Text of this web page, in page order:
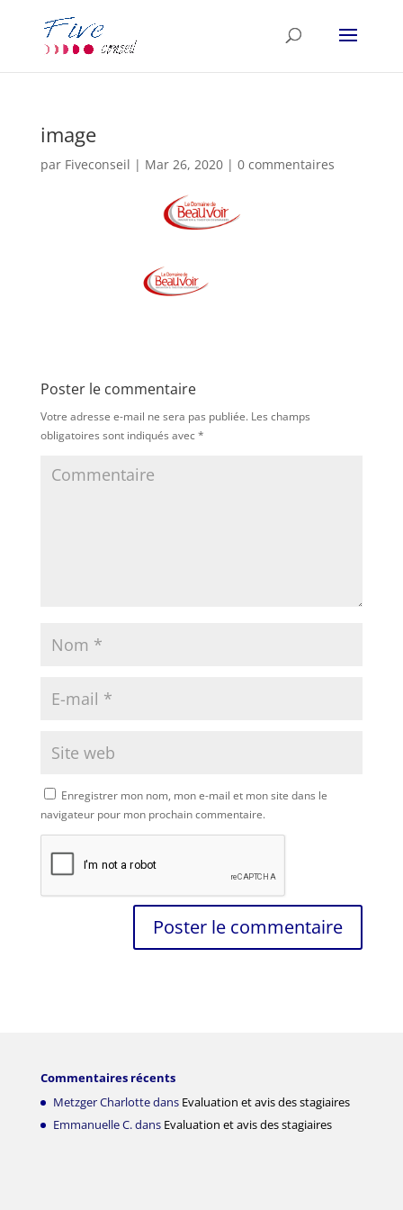
image
par Fiveconseil | Mar 26, 2020| 0 commentaires
Poster le commentaire
Votre adresse e-mail ne sera pas publiée.Les champs
obligatoires sont indiqués avec*
Enregistrer mon nom, mon e-mail et mon site dans le
navigateur pour mon prochain commentaire.
Commentaires récents
Metzger Charlottedans Evaluation et avis des stagiaires
Emmanuelle C.dans Evaluation et avis des stagiaires